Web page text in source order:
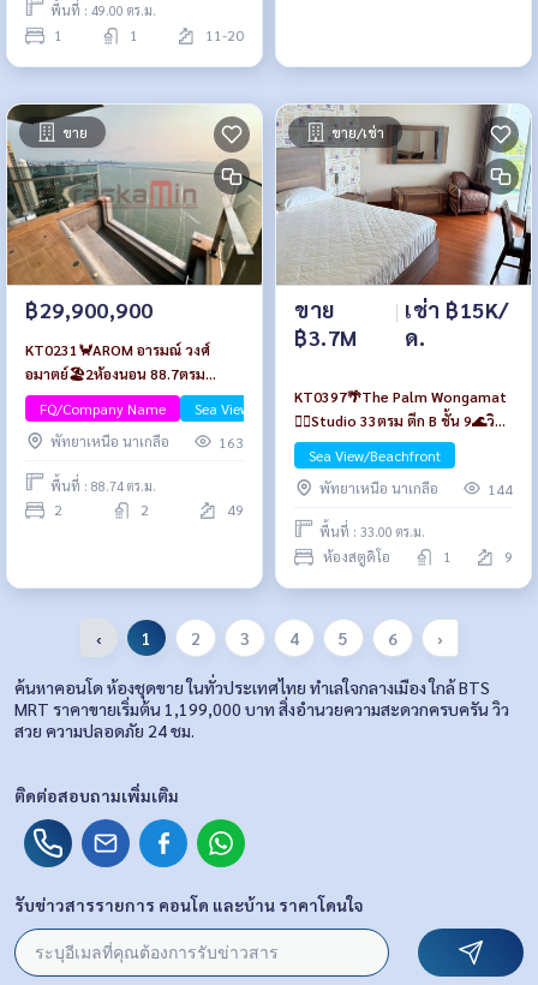
พื้นที่ : 49.00 ตร.ม.
1 1 11-20
ขาย
฿29,900,900
KT0231🦀AROM อารมณ์ วงศ์
อมาตย์🏖️2ห้องนอน 88.7ตรม
ชั้น49🌊วิวทะเล พร้อมเฟอร์นิเจอร์
FQ/Company Name Sea View/Beachfront
Luxury
พัทยาเหนือ นาเกลือ
163
พื้นที่ : 88.74 ตร.ม.
2 2 49
ขาย/เช่า
ขาย
฿3.7M
| เช่า ฿15K/
ด.
KT0397🌴The Palm Wongamat
🏄‍♂️Studio 33ตรม ตึก B ชั้น 9🌊วิว
ทะเล🏖️พร้อมเฟอร์นิเจอร์
Sea View/Beachfront
พัทยาเหนือ นาเกลือ
144
พื้นที่ : 33.00 ตร.ม.
ห้องสตูดิโอ 1 9
‹ 1 2 3 4 5 6 ›
ค้นหาคอนโด ห้องชุดขาย ในทั่วประเทศไทย ทำเลใจกลางเมือง ใกล้ BTS
MRT ราคาขายเริ่มต้น 1,199,000 บาท สิ่งอำนวยความสะดวกครบครัน วิว
สวย ความปลอดภัย 24 ชม.
ติดต่อสอบถามเพิ่มเติม
รับข่าวสารรายการ คอนโด และบ้าน ราคาโดนใจ